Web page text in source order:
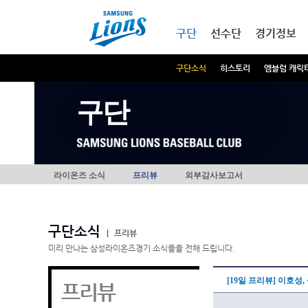
구단
구단소식 히스토리 엠블럼 캐릭
선수단 경기정보
구단
라이온즈 소식 프리뷰 외부감사보고서
구단소식
프리뷰
미리 만나는 삼성라이온즈경기 소식들을 전해 드립니다.
프리뷰 [19일 프리뷰] 이호성